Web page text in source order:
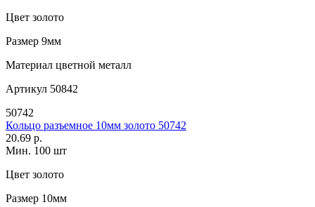
Цвет золото
Размер 9мм
Материал цветной металл
Артикул 50842
50742
Кольцо разъемное 10мм золото 50742
20.69 р.
Мин. 100 шт
Цвет золото
Размер 10мм